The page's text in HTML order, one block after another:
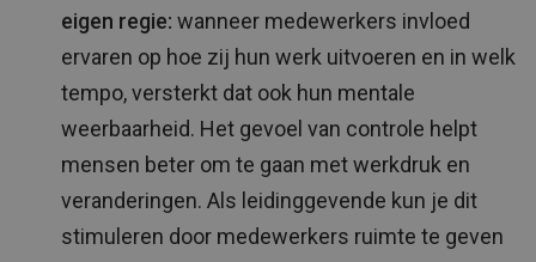
eigen regie: wanneer medewerkers invloed
ervaren op hoe zij hun werk uitvoeren en in welk
tempo, versterkt dat ook hun mentale
weerbaarheid. Het gevoel van controle helpt
mensen beter om te gaan met werkdruk en
veranderingen. Als leidinggevende kun je dit
stimuleren door medewerkers ruimte te geven